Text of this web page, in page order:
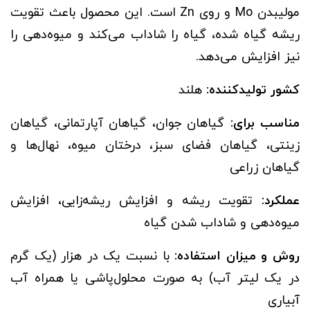
مولیبدن Mo و روی Zn است. این محصول باعث تقویت
ریشه گیاه شده، گیاه را شاداب می‌کند و میوه‌دهی را
نیز افزایش می‌دهد.
کشور تولیدکننده: هلند
مناسب برای: گیاهان جوان، گیاهان آپارتمانی، گیاهان
زینتی، گیاهان فضای سبز، درختان میوه، نهال‌ها و
گیاهان زراعی
عملکرد: تقویت ریشه و افزایش ریشه‌زایی، افزایش
میوه‌دهی و شاداب شدن گیاه
روش و میزان استفاده: با نسبت یک در هزار (یک گرم
در یک لیتر آب) به صورت محلول‌پاشی یا همراه آب
آبیاری